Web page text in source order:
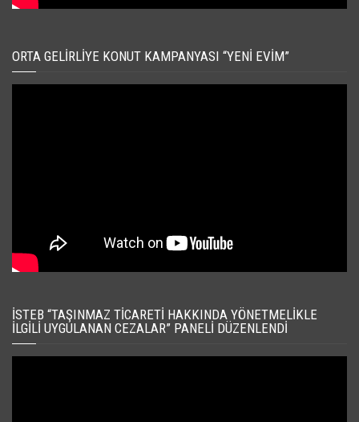
ORTA GELIRLIYE KONUT KAMPANYASI “YENI EVIM”
İSTEB “TAŞINMAZ TICARETI HAKKINDA YÖNETMELIKLE
İLGILI UYGULANAN CEZALAR” PANELI DÜZENLENDI